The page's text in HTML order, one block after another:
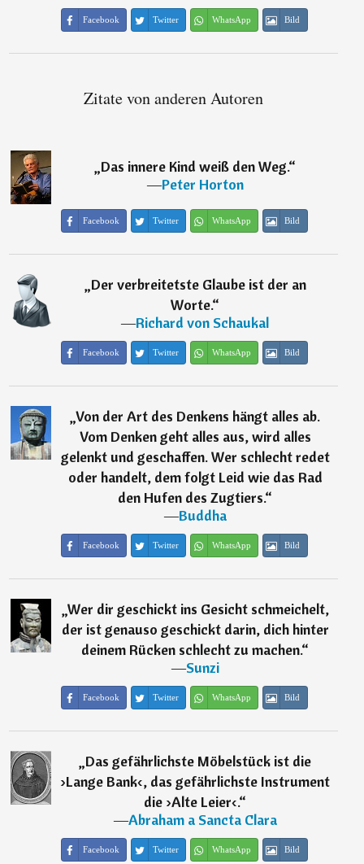
Facebook Twitter WhatsApp Bild
Zitate von anderen Autoren
„Das innere Kind weiß den Weg.“
―Peter Horton
Facebook Twitter WhatsApp Bild
„Der verbreitetste Glaube ist der an
Worte.“
―Richard von Schaukal
Facebook Twitter WhatsApp Bild
„Von der Art des Denkens hängt alles ab.
Vom Denken geht alles aus, wird alles
gelenkt und geschaffen. Wer schlecht redet
oder handelt, dem folgt Leid wie das Rad
den Hufen des Zugtiers.“
―Buddha
Facebook Twitter WhatsApp Bild
„Wer dir geschickt ins Gesicht schmeichelt,
der ist genauso geschickt darin, dich hinter
deinem Rücken schlecht zu machen.“
―Sunzi
Facebook Twitter WhatsApp Bild
„Das gefährlichste Möbelstück ist die
›Lange Bank‹, das gefährlichste Instrument
die ›Alte Leier‹.“
―Abraham a Sancta Clara
Facebook Twitter WhatsApp Bild